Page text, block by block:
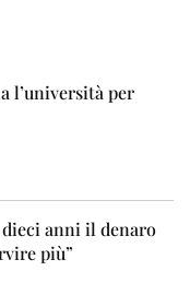
l’università per
anni il denaro
più”